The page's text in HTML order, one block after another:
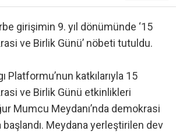
girişimin 9. yıl dönümünde ‘15
ve Birlik Günü’ nöbeti tutuldu.
Platformu’nun katkılarıyla 15
ve Birlik Günü etkinlikleri
Mumcu Meydanı’nda demokrasi
Meydana yerleştirilen dev